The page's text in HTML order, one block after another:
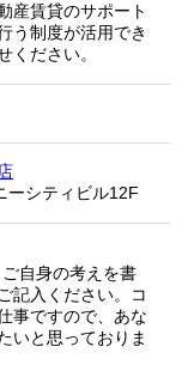
産賃貸のサポート
う制度が活用でき
ください。
ーシティビル12F
自身の考えを書
記入ください。コ
事ですので、あな
いと思っておりま